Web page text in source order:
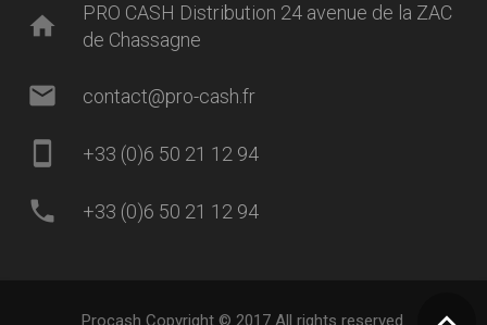
home
PRO CASH Distribution 24 avenue de la ZAC
de Chassagne
mail contact@pro-cash.fr
smartphone +33 (0)6 50 21 12 94
phone +33 (0)6 50 21 12 94
Procash Copyright © 2017 All rights reserved.